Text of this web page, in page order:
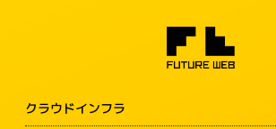
クラウドインフラ